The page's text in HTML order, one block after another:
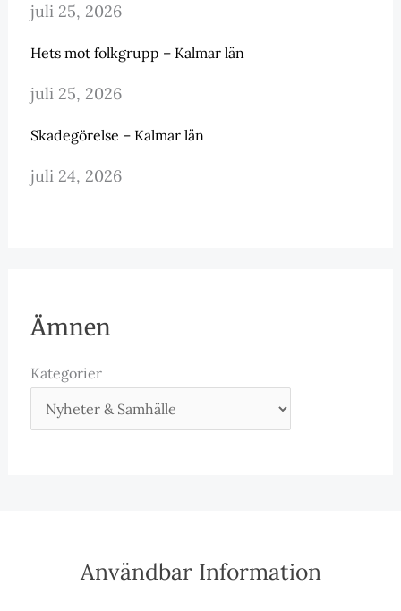
juli 25, 2026
Hets mot folkgrupp – Kalmar län
juli 25, 2026
Skadegörelse – Kalmar län
juli 24, 2026
Ämnen
Kategorier
Användbar Information